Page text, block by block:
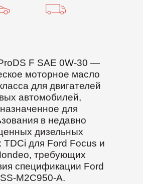
F SAE 0W-30 —
моторное масло
для двигателей
автомобилей,
для
в недавно
дизельных
TDCi для Ford Focus и
требующих
спецификации Ford
M2C950-A.